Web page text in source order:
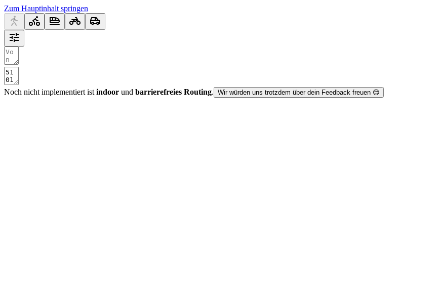
Zum Hauptinhalt springen
Noch nicht implementiert ist indoor und barrierefreies Routing. Wir würden uns trotzdem über dein Feedback freuen 😊